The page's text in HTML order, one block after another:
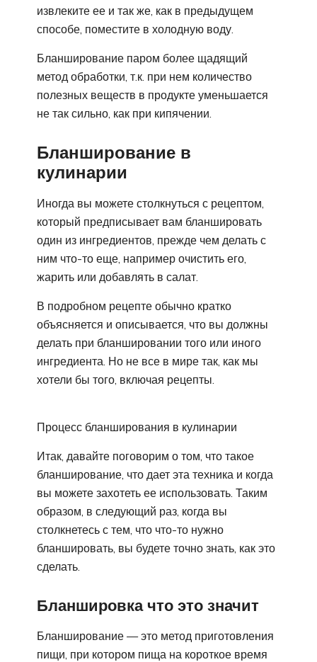
извлеките ее и так же, как в предыдущем
способе, поместите в холодную воду.
Бланширование паром более щадящий
метод обработки, т.к. при нем количество
полезных веществ в продукте уменьшается
не так сильно, как при кипячении.
Бланширование в
кулинарии
Иногда вы можете столкнуться с рецептом,
который предписывает вам бланшировать
один из ингредиентов, прежде чем делать с
ним что-то еще, например очистить его,
жарить или добавлять в салат.
В подробном рецепте обычно кратко
объясняется и описывается, что вы должны
делать при бланшировании того или иного
ингредиента. Но не все в мире так, как мы
хотели бы того, включая рецепты.
Процесс бланширования в кулинарии
Итак, давайте поговорим о том, что такое
бланширование, что дает эта техника и когда
вы можете захотеть ее использовать. Таким
образом, в следующий раз, когда вы
столкнетесь с тем, что что-то нужно
бланшировать, вы будете точно знать, как это
сделать.
Бланшировка что это значит
Бланширование — это метод приготовления
пищи, при котором пища на короткое время